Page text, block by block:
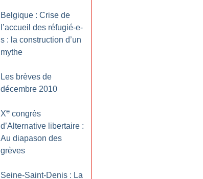
Belgique : Crise de
l’accueil des réfugié-e-
s : la construction d’un
mythe
Les brèves de
décembre 2010
Xe congrès
d’Alternative libertaire :
Au diapason des
grèves
Seine-Saint-Denis : La